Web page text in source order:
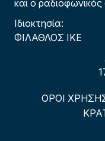
και ο
Ιδιοκτησία:
ΦΙΛΑΘΛΟΣ ΙΚΕ
ΟΡΟΙ